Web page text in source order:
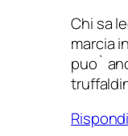
Chi sa
marcia
puo`
Rispondi